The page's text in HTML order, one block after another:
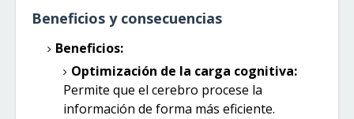
Beneficios y consecuencias
Beneficios:
Optimización de la carga cognitiva:
Permite que el cerebro procese la
información de forma más eficiente.